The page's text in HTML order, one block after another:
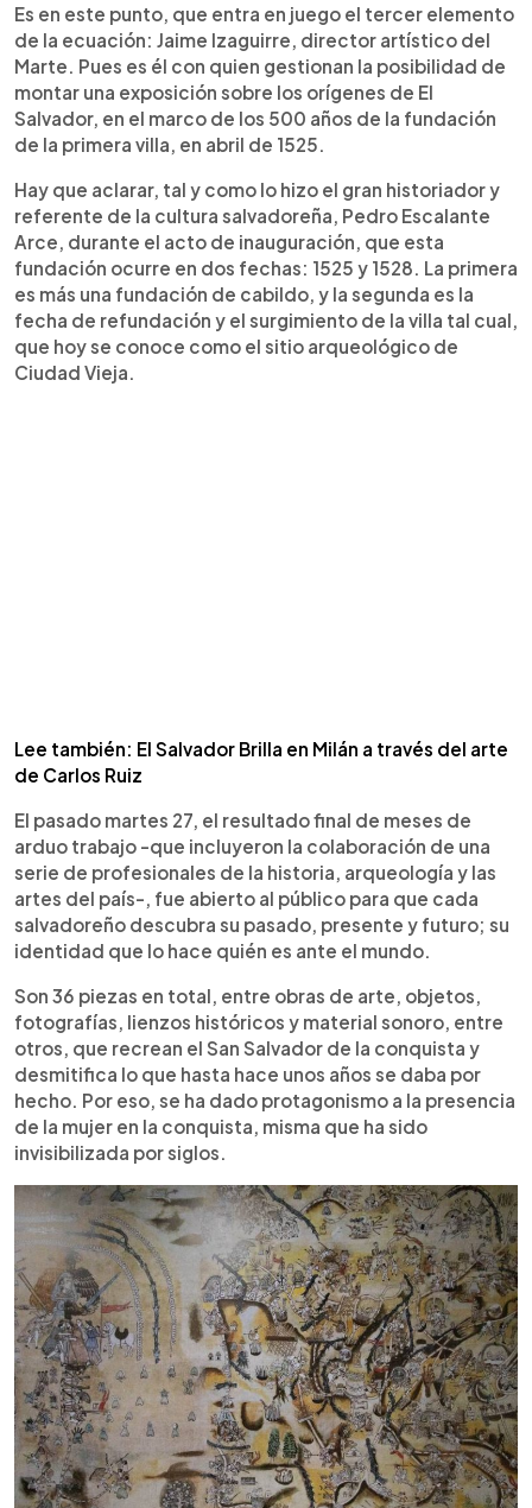
Es en este punto, que entra en juego el tercer elemento
de la ecuación: Jaime Izaguirre, director artístico del
Marte. Pues es él con quien gestionan la posibilidad de
montar una exposición sobre los orígenes de El
Salvador, en el marco de los 500 años de la fundación
de la primera villa, en abril de 1525.
Hay que aclarar, tal y como lo hizo el gran historiador y
referente de la cultura salvadoreña, Pedro Escalante
Arce, durante el acto de inauguración, que esta
fundación ocurre en dos fechas: 1525 y 1528. La primera
es más una fundación de cabildo, y la segunda es la
fecha de refundación y el surgimiento de la villa tal cual,
que hoy se conoce como el sitio arqueológico de
Ciudad Vieja.
Lee también: El Salvador Brilla en Milán a través del arte
de Carlos Ruiz
El pasado martes 27, el resultado final de meses de
arduo trabajo -que incluyeron la colaboración de una
serie de profesionales de la historia, arqueología y las
artes del país-, fue abierto al público para que cada
salvadoreño descubra su pasado, presente y futuro; su
identidad que lo hace quién es ante el mundo.
Son 36 piezas en total, entre obras de arte, objetos,
fotografías, lienzos históricos y material sonoro, entre
otros, que recrean el San Salvador de la conquista y
desmitifica lo que hasta hace unos años se daba por
hecho. Por eso, se ha dado protagonismo a la presencia
de la mujer en la conquista, misma que ha sido
invisibilizada por siglos.